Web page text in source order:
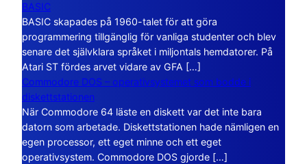
BASIC
BASIC skapades på 1960-talet för att göra
programmering tillgänglig för vanliga studenter och blev
senare det självklara språket i miljontals hemdatorer. På
Atari ST fördes arvet vidare av GFA […]
Commodore DOS – operativsystemet som bodde i
diskettstationen
När Commodore 64 läste en diskett var det inte bara
datorn som arbetade. Diskettstationen hade nämligen en
egen processor, ett eget minne och ett eget
operativsystem. Commodore DOS gjorde […]